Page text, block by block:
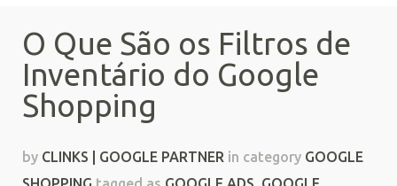
O Que São os Filtros de
Inventário do Google
Shopping
by CLINKS | GOOGLE PARTNER in category GOOGLE